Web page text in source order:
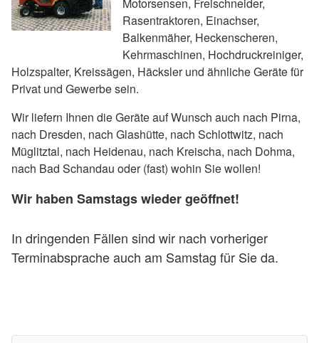
Motorsensen, Freischneider,
Rasentraktoren, Einachser,
Balkenmäher, Heckenscheren,
Kehrmaschinen, Hochdruckreiniger,
Holzspalter, Kreissägen, Häcksler und ähnliche Geräte für
Privat und Gewerbe sein.
Wir liefern Ihnen die Geräte auf Wunsch auch nach Pirna,
nach Dresden, nach Glashütte, nach Schlottwitz, nach
Müglitztal, nach Heidenau, nach Kreischa, nach Dohma,
nach Bad Schandau oder (fast) wohin Sie wollen!
Wir haben Samstags wieder geöffnet!
In dringenden Fällen sind wir nach vorheriger
Terminabsprache auch am Samstag für Sie da.